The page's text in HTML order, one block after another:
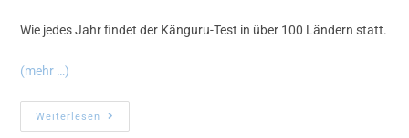
Wie jedes Jahr findet der Känguru-Test in über 100 Ländern statt.
(mehr …)
Weiterlesen